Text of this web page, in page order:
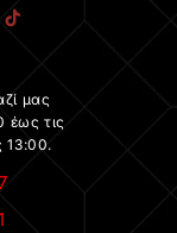
μας
έως τις
13:00.